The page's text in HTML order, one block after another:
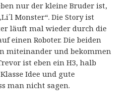
nur der kleine Bruder ist,
Monster“. Die Story ist
läuft mal wieder durch die
einen Roboter. Die beiden
miteinander und bekommen
ist eben ein H3, halb
Idee und gute
man nicht sagen.